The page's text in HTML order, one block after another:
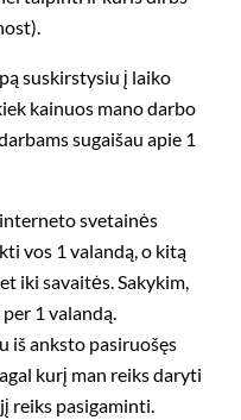
suskirstysiu į laiko
kainuos mano darbo
sugaišau apie 1
svetainės
vos 1 valandą, o kitą
iki savaitės. Sakykim,
1 valandą.
iš anksto pasiruošęs
kurį man reiks daryti
reiks pasigaminti.